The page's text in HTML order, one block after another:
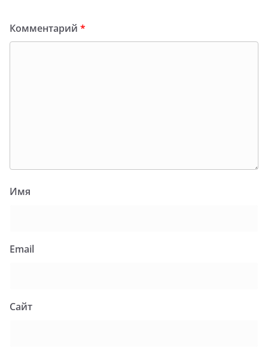
Комментарий *
Имя
Email
Сайт